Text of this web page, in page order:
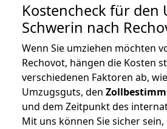
Kostencheck für den
Schwerin nach
Wenn Sie umziehen möchten
Rechovot, hängen die Kosten
verschiedenen Faktoren ab,
Umzugsguts, den
und dem Zeitpunkt des
Mit uns können Sie sicher